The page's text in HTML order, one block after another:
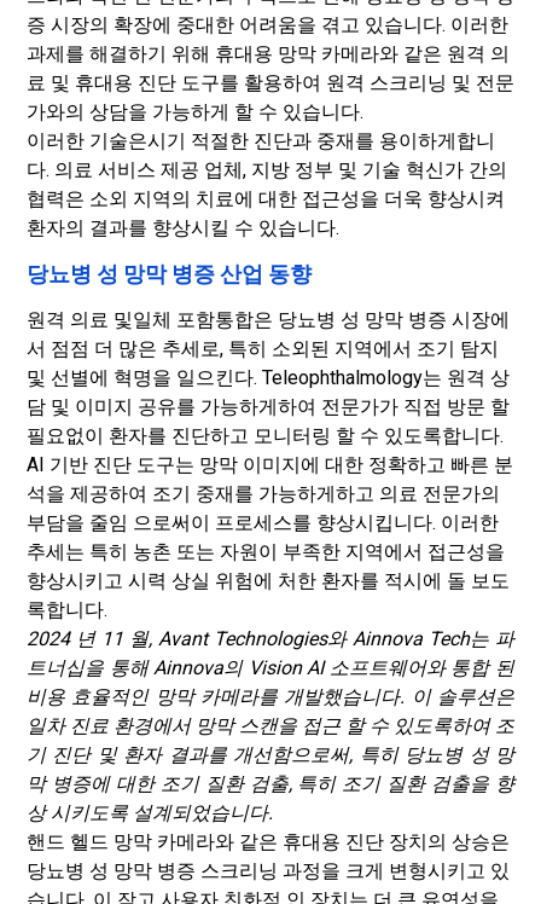
증 시장의 확장에 중대한 어려움을 겪고 있습니다. 이러한
과제를 해결하기 위해 휴대용 망막 카메라와 같은 원격 의
료 및 휴대용 진단 도구를 활용하여 원격 스크리닝 및 전문
가와의 상담을 가능하게 할 수 있습니다.
이러한 기술은시기 적절한 진단과 중재를 용이하게합니
다. 의료 서비스 제공 업체, 지방 정부 및 기술 혁신가 간의
협력은 소외 지역의 치료에 대한 접근성을 더욱 향상시켜
환자의 결과를 향상시킬 수 있습니다.
당뇨병 성 망막 병증 산업 동향
원격 의료 및일체 포함통합은 당뇨병 성 망막 병증 시장에
서 점점 더 많은 추세로, 특히 소외된 지역에서 조기 탐지
및 선별에 혁명을 일으킨다. Teleophthalmology는 원격 상
담 및 이미지 공유를 가능하게하여 전문가가 직접 방문 할
필요없이 환자를 진단하고 모니터링 할 수 있도록합니다.
AI 기반 진단 도구는 망막 이미지에 대한 정확하고 빠른 분
석을 제공하여 조기 중재를 가능하게하고 의료 전문가의
부담을 줄임 으로써이 프로세스를 향상시킵니다. 이러한
추세는 특히 농촌 또는 자원이 부족한 지역에서 접근성을
향상시키고 시력 상실 위험에 처한 환자를 적시에 돌 보도
록합니다.
2024 년 11 월, Avant Technologies와 Ainnova Tech는 파
트너십을 통해 Ainnova의 Vision AI 소프트웨어와 통합 된
비용 효율적인 망막 카메라를 개발했습니다. 이 솔루션은
일차 진료 환경에서 망막 스캔을 접근 할 수 있도록하여 조
기 진단 및 환자 결과를 개선함으로써, 특히 당뇨병 성 망
막 병증에 대한 조기 질환 검출, 특히 조기 질환 검출을 향
상 시키도록 설계되었습니다.
핸드 헬드 망막 카메라와 같은 휴대용 진단 장치의 상승은
당뇨병 성 망막 병증 스크리닝 과정을 크게 변형시키고 있